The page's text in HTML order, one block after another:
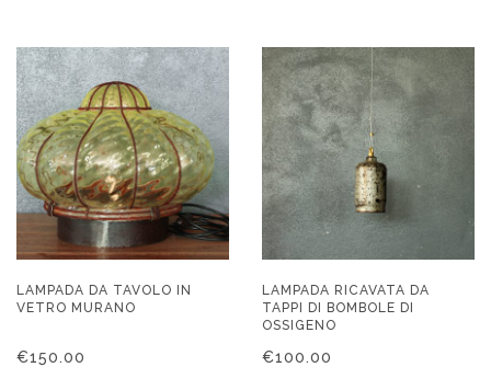
LAMPADA DA TAVOLO IN
VETRO MURANO
€150.00
LAMPADA RICAVATA DA
TAPPI DI BOMBOLE DI
OSSIGENO
€100.00